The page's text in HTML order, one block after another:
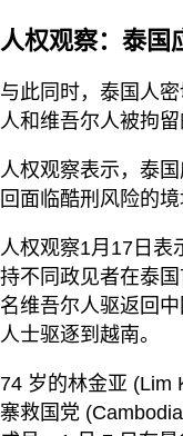
人权观察：泰国
与此同时，泰国人
人和维吾尔人被拘
人权观察表示，泰
回面临酷刑风险的境
人权观察1月17日表
持不同政见者在泰
名维吾尔人驱返回
人士驱逐到越南。
74 岁的林金亚 (Lim
寨救国党